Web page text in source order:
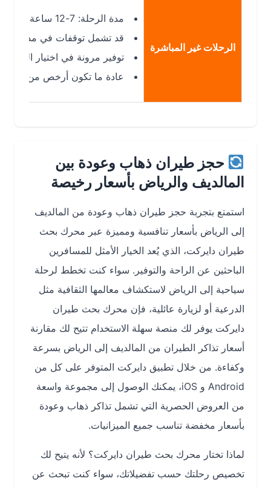
الرحلات غير المباشرة
مدة الرحلة: 7-12 ساعة حسب التوقفات
قد تشمل توقفات في مدن مثل دبي،
توفير مرونة في اختيار الوجهات
عادة ما تكون أرخص من الرحلات
حجز طيران ذهاب وعودة بين
المالديف والرياض بأسعار رخيصة
استمتع بتجربة حجز طيران ذهاب وعودة من المالديف
إلى الرياض بأسعار تنافسية ومميزة عبر محرك بحث
طيران دايركت، الذي يُعد الخيار الأمثل للمسافرين
الباحثين عن الراحة والتوفير. سواء كنت تخطط لرحلة
سياحية إلى الرياض لاستكشاف معالمها الثقافية مثل
الدرعية أو لزيارة عائلية، فإن محرك بحث طيران
دايركت يوفر لك منصة سهلة الاستخدام تتيح لك مقارنة
أسعار تذاكر الطيران من المالديف إلى الرياض بسرعة
وكفاءة. من خلال تطبيق دايركت المتوفر على كل من
Android و iOS، يمكنك الوصول إلى مجموعة واسعة
من العروض الحصرية التي تشمل تذاكر ذهاب وعودة
بأسعار مخفضة تناسب جميع الميزانيات.
لماذا تختار محرك بحث طيران دايركت؟ لأنه يتيح لك
تخصيص رحلتك حسب تفضيلاتك، سواء كنت تبحث عن